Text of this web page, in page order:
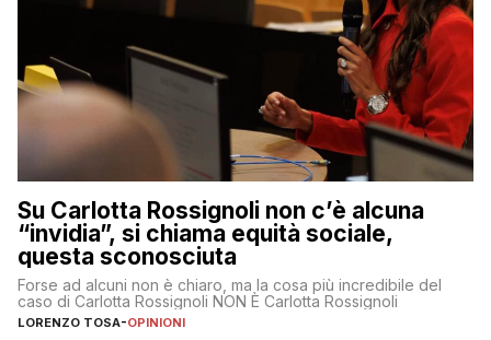
Su Carlotta Rossignoli non c’è alcuna
“invidia”, si chiama equità sociale,
questa sconosciuta
Forse ad alcuni non è chiaro, ma la cosa più incredibile del
caso di Carlotta Rossignoli NON È Carlotta Rossignoli
LORENZO TOSA-OPINIONI